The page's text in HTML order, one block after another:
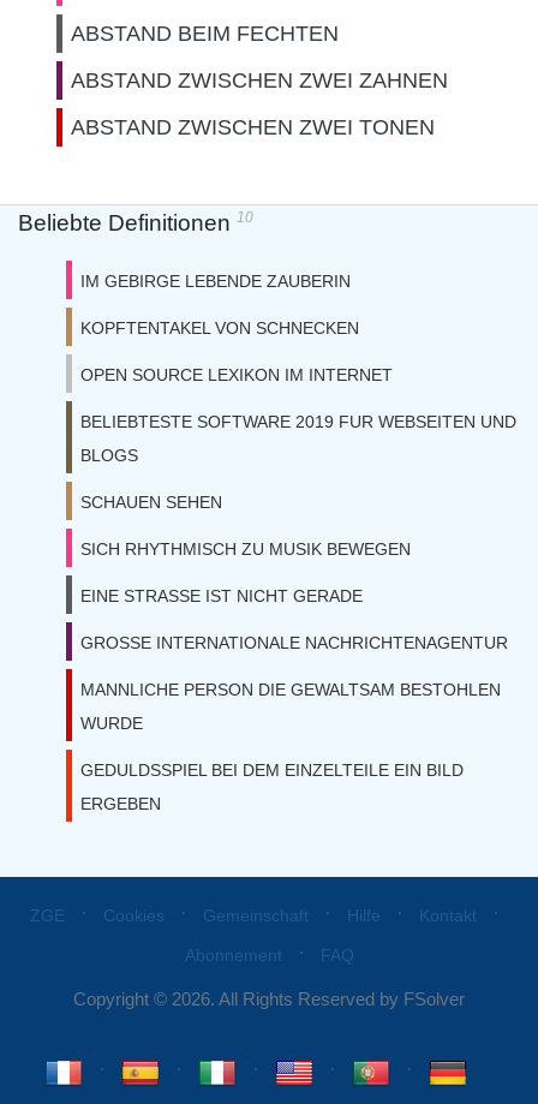
ABSTAND BEIM FECHTEN
ABSTAND ZWISCHEN ZWEI ZAHNEN
ABSTAND ZWISCHEN ZWEI TONEN
Beliebte Definitionen 10
IM GEBIRGE LEBENDE ZAUBERIN
KOPFTENTAKEL VON SCHNECKEN
OPEN SOURCE LEXIKON IM INTERNET
BELIEBTESTE SOFTWARE 2019 FUR WEBSEITEN UND
BLOGS
SCHAUEN SEHEN
SICH RHYTHMISCH ZU MUSIK BEWEGEN
EINE STRASSE IST NICHT GERADE
GROSSE INTERNATIONALE NACHRICHTENAGENTUR
MANNLICHE PERSON DIE GEWALTSAM BESTOHLEN
WURDE
GEDULDSSPIEL BEI DEM EINZELTEILE EIN BILD
ERGEBEN
ZGE ⋅ Cookies ⋅ Gemeinschaft ⋅ Hilfe ⋅ Kontakt ⋅
Abonnement ⋅ FAQ
Copyright © 2026. All Rights Reserved by FSolver
⋅ ⋅ ⋅ ⋅ ⋅